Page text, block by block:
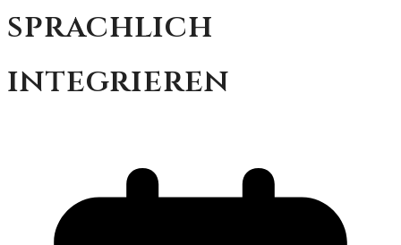
sprachlich
integrieren